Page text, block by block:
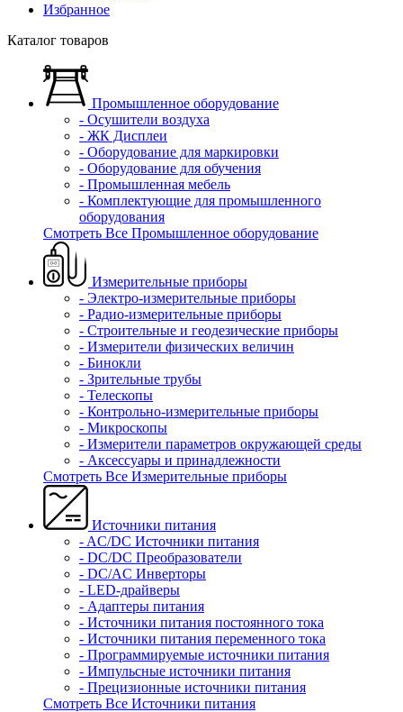
Избранное
Каталог товаров
Промышленное оборудование
- Осушители воздуха
- ЖК Дисплеи
- Оборудование для маркировки
- Оборудование для обучения
- Промышленная мебель
- Комплектующие для промышленного
оборудования
Смотреть Все Промышленное оборудование
Измерительные приборы
- Электро-измерительные приборы
- Радио-измерительные приборы
- Строительные и геодезические приборы
- Измерители физических величин
- Бинокли
- Зрительные трубы
- Телескопы
- Контрольно-измерительные приборы
- Микроскопы
- Измерители параметров окружающей среды
- Аксессуары и принадлежности
Смотреть Все Измерительные приборы
Источники питания
- AC/DC Источники питания
- DC/DC Преобразователи
- DC/AC Инверторы
- LED-драйверы
- Адаптеры питания
- Источники питания постоянного тока
- Источники питания переменного тока
- Программируемые источники питания
- Импульсные источники питания
- Прецизионные источники питания
Смотреть Все Источники питания